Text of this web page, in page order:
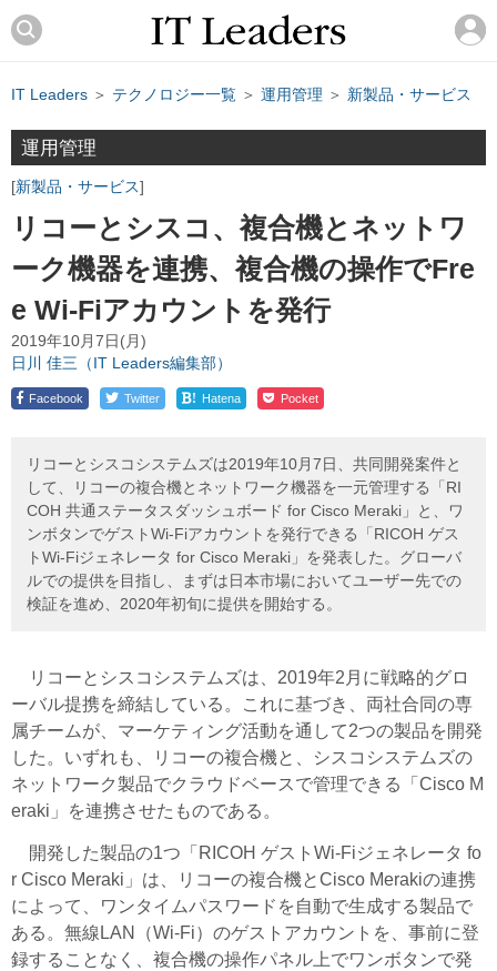
IT Leaders ＞ テクノロジー一覧 ＞ 運用管理 ＞ 新製品・サービス
運用管理
新製品・サービス
リコーとシスコ、複合機とネットワ
ーク機器を連携、複合機の操作でFre
e Wi-Fiアカウントを発行
2019年10月7日(月)
日川 佳三（IT Leaders編集部）
Facebook Twitter ! Hatena Pocket
リコーとシスコシステムズは2019年10月7日、共同開発案件と
して、リコーの複合機とネットワーク機器を一元管理する「RI
COH 共通ステータスダッシュボード for Cisco Meraki」と、ワ
ンボタンでゲストWi-Fiアカウントを発行できる「RICOH ゲス
トWi-Fiジェネレータ for Cisco Meraki」を発表した。グローバ
ルでの提供を目指し、まずは日本市場においてユーザー先での
検証を進め、2020年初旬に提供を開始する。
リコーとシスコシステムズは、2019年2月に戦略的グロ
ーバル提携を締結している。これに基づき、両社合同の専
属チームが、マーケティング活動を通して2つの製品を開発
した。いずれも、リコーの複合機と、シスコシステムズの
ネットワーク製品でクラウドベースで管理できる「Cisco M
eraki」を連携させたものである。
開発した製品の1つ「RICOH ゲストWi-Fiジェネレータ fo
r Cisco Meraki」は、リコーの複合機とCisco Merakiの連携
によって、ワンタイムパスワードを自動で生成する製品で
ある。無線LAN（Wi-Fi）のゲストアカウントを、事前に登
録することなく、複合機の操作パネル上でワンボタンで発